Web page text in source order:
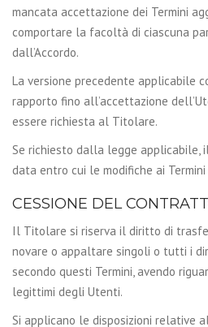
mancata accettazione dei Termini
comportare la facoltà di ciascuna
dall’Accordo.
La versione precedente applicabile
rapporto fino all’accettazione
essere richiesta al Titolare.
Se richiesto dalla legge applicabile,
data entro cui le modifiche ai
CESSIONE DEL
Il Titolare si riserva il diritto di
novare o appaltare singoli o tutti i
secondo questi Termini, avendo
legittimi degli Utenti.
Si applicano le disposizioni relative